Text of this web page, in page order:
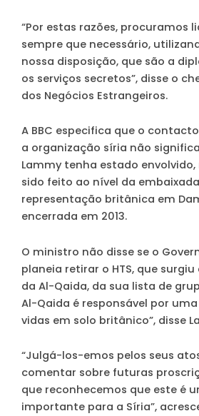
“Por estas razões, procuramos
sempre que necessário,
nossa disposição, que são a
os serviços secretos”, disse o
dos Negócios Estrangeiros.
A BBC especifica que o
a organização síria não
Lammy tenha estado
sido feito ao nível da
representação britânica em
encerrada em 2013.
O ministro não disse se o
planeia retirar o HTS, que
da Al-Qaida, da sua lista de
Al-Qaida é responsável por
vidas em solo britânico”, disse
“Julgá-los-emos pelos seus
comentar sobre futuras
que reconhecemos que este é
importante para a Síria”,